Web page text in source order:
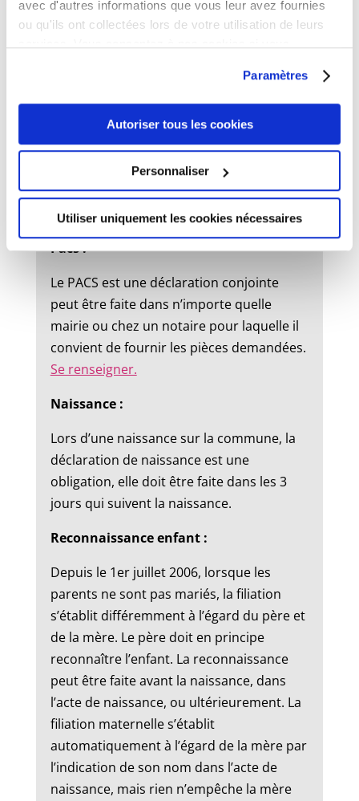
avec d'autres informations que vous leur avez fournies
ou qu'ils ont collectées lors de votre utilisation de leurs
Paramètres
Autoriser tous les cookies
Personnaliser
Utiliser uniquement les cookies nécessaires
État civil
Un dossier de mariage est à retirer en
mairie. Le mariage peut être célébré dans
la commune où l’un des futurs époux à
son domicile ou sa résidence.
Pacs :
Le PACS est une déclaration conjointe
peut être faite dans n’importe quelle
mairie ou chez un notaire pour laquelle il
convient de fournir les pièces demandées.
Se renseigner.
Naissance :
Lors d’une naissance sur la commune, la
déclaration de naissance est une
obligation, elle doit être faite dans les 3
jours qui suivent la naissance.
Reconnaissance enfant :
Depuis le 1er juillet 2006, lorsque les
parents ne sont pas mariés, la filiation
s’établit différemment à l’égard du père et
de la mère. Le père doit en principe
reconnaître l’enfant. La reconnaissance
peut être faite avant la naissance, dans
l’acte de naissance, ou ultérieurement. La
filiation maternelle s’établit
automatiquement à l’égard de la mère par
l’indication de son nom dans l’acte de
naissance, mais rien n’empêche la mère